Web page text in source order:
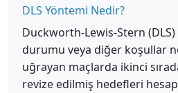
DLS Yöntemi Nedir?
Duckworth-Lewis-Stern
durumu veya diğer koşullar
uğrayan maçlarda ikinci
revize edilmiş hedefleri